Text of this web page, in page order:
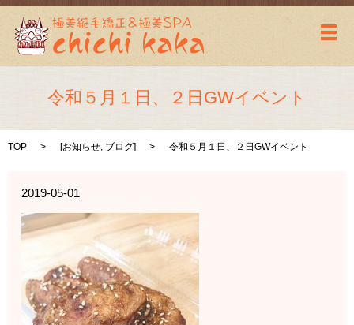
メ
令和５月１日、２日GWイベント
TOP [お知らせ, ブログ] 令和５月１日、２日GWイベント
2019-05-01